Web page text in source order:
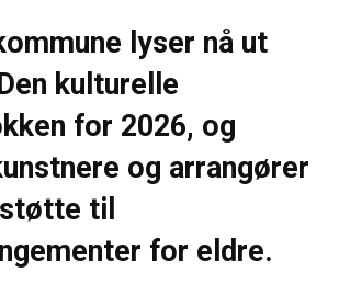
lyser nå ut
kulturelle
for 2026, og
og arrangører
til
for eldre.